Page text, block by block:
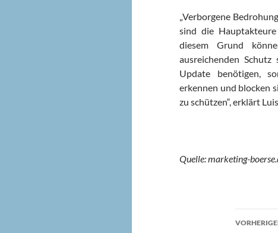
„Verborgene
sind die
diesem Grund
ausreichenden
Update benötigen,
erkennen und blocken
zu schützen“, erklärt
Quelle: marketing-